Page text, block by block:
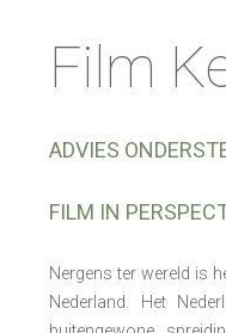
Film
ADVIES
FILM IN
Nergens ter wereld is
Nederland. Het